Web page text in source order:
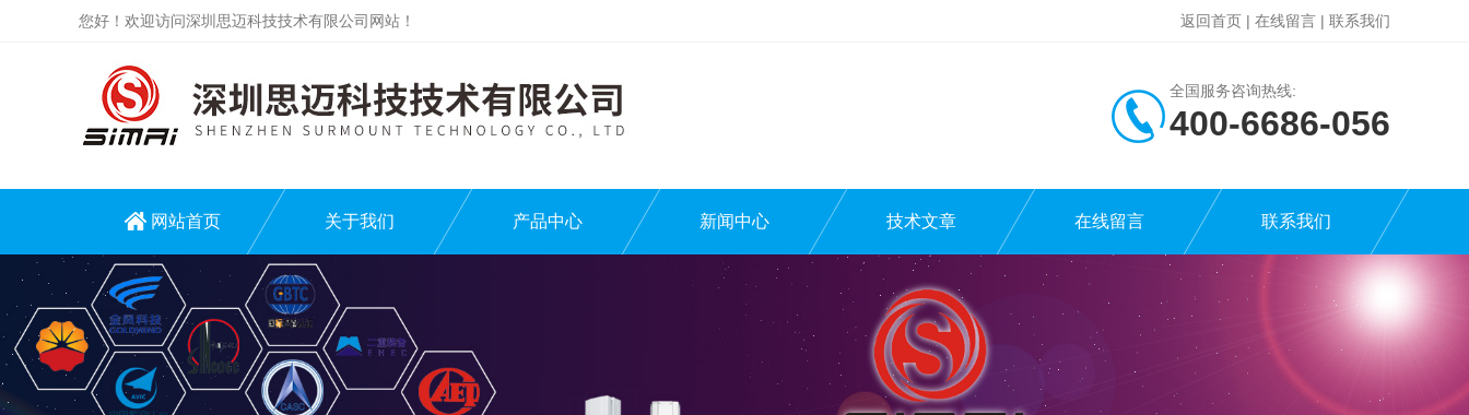
您好！欢迎访问深圳思迈科技技术有限公司网站！ 返回首页 | 在线留言 | 联系我们
全国服务咨询热线:
400-6686-056
网站首页 关于我们 产品中心 新闻中心 技术文章 在线留言 联系我们